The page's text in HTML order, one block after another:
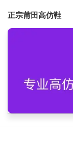
正宗莆田高仿鞋